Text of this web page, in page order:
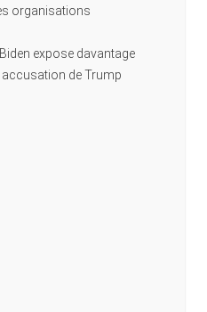
organisations
expose davantage
accusation de Trump